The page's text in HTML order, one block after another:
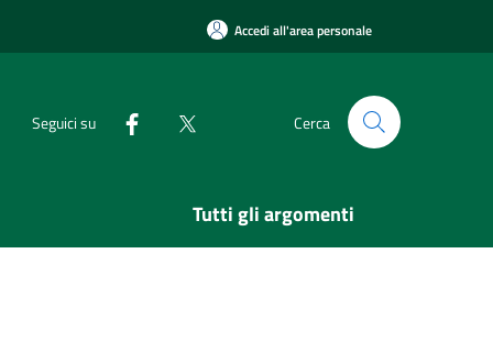
Accedi all'area personale
Seguici su Cerca
Tutti gli argomenti